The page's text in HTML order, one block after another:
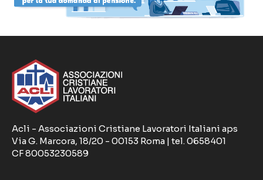
Acli - Associazioni Cristiane Lavoratori Italiani aps
Via G. Marcora, 18/20 - 00153 Roma | tel. 0658401
CF 80053230589